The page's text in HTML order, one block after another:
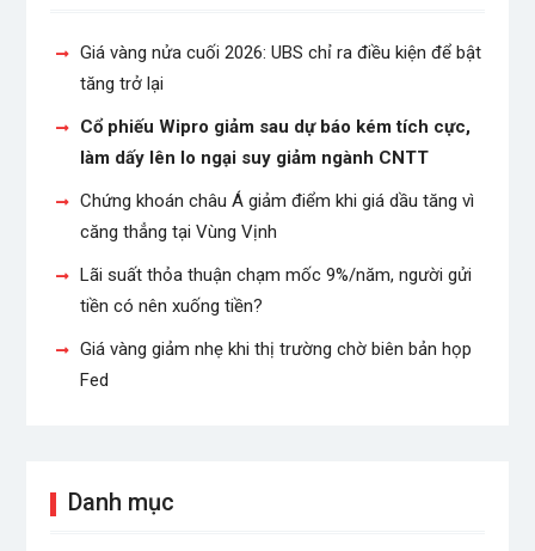
Giá vàng nửa cuối 2026: UBS chỉ ra điều kiện để bật
tăng trở lại
Cổ phiếu Wipro giảm sau dự báo kém tích cực,
làm dấy lên lo ngại suy giảm ngành CNTT
Chứng khoán châu Á giảm điểm khi giá dầu tăng vì
căng thẳng tại Vùng Vịnh
Lãi suất thỏa thuận chạm mốc 9%/năm, người gửi
tiền có nên xuống tiền?
Giá vàng giảm nhẹ khi thị trường chờ biên bản họp
Fed
Danh mục